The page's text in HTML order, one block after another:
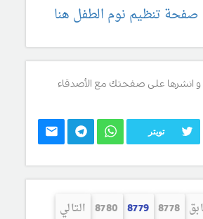
صفحة تنظيم نوم الطفل هنا
و انشرها على صفحتك مع الأصدقاء
تويتر
8778
8779
8780 التالي